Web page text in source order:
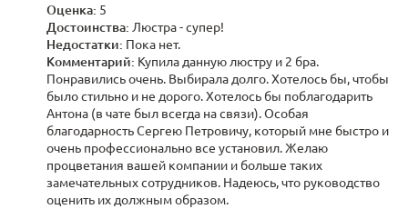
Оценка: 5
Достоинства: Люстра - супер!
Недостатки: Пока нет.
Комментарий: Купила данную люстру и 2 бра.
Понравились очень. Выбирала долго. Хотелось бы, чтобы
было стильно и не дорого. Хотелось бы поблагодарить
Антона (в чате был всегда на связи). Особая
благодарность Сергею Петровичу, который мне быстро и
очень профессионально все установил. Желаю
процветания вашей компании и больше таких
замечательных сотрудников. Надеюсь, что руководство
оценить их должным образом.